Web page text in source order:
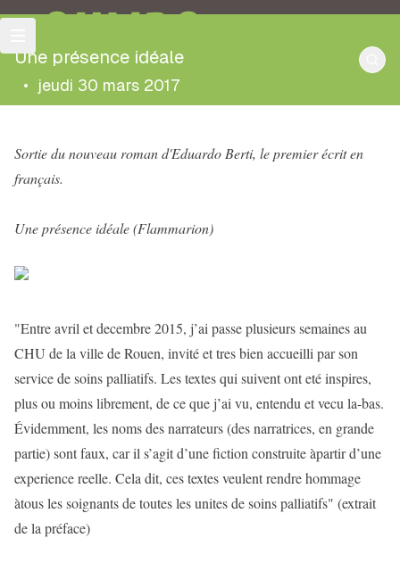
OULIPO
Une présence idéale
• jeudi 30 mars 2017
Sortie du nouveau roman d'Eduardo Berti, le premier écrit en
français.
Une présence idéale (Flammarion)
"Entre avril et decembre 2015, j’ai passe plusieurs semaines au
CHU de la ville de Rouen, invité et tres bien accueilli par son
service de soins palliatifs. Les textes qui suivent ont eté inspires,
plus ou moins librement, de ce que j’ai vu, entendu et vecu la-bas.
Évidemment, les noms des narrateurs (des narratrices, en grande
partie) sont faux, car il s’agit d’une fiction construite àpartir d’une
experience reelle. Cela dit, ces textes veulent rendre hommage
àtous les soignants de toutes les unites de soins palliatifs" (extrait
de la préface)